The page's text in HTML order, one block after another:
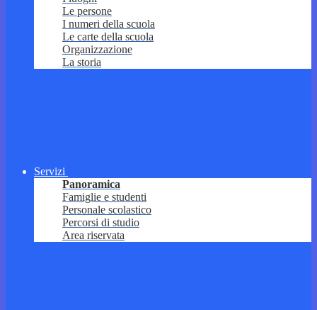
Le persone
I numeri della scuola
Le carte della scuola
Organizzazione
La storia
Servizi
Panoramica
Famiglie e studenti
Personale scolastico
Percorsi di studio
Area riservata